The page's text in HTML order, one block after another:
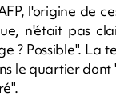
l'origine de
n'était pas
? Possible". La
le quartier dont